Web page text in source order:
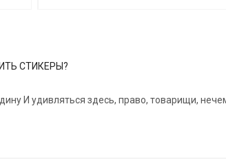
СТИКЕРЫ?
И удивляться здесь, право, товарищи,